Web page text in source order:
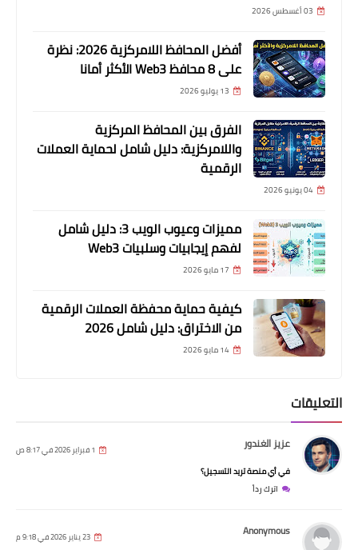
03 أغسطس 2026
أفضل المحافظ اللامركزية 2026: نظرة
على 8 محافظ Web3 الأكثر أمانا
13 يوليو 2026
الفرق بين المحافظ المركزية
واللامركزية: دليل شامل لحماية العملات
الرقمية
04 يونيو 2026
مميزات وعيوب الويب 3: دليل شامل
لفهم إيجابيات وسلبيات Web3
17 مايو 2026
كيفية حماية محفظة العملات الرقمية
من الاختراق: دليل شامل 2026
14 مايو 2026
التعليقات
عزيز الغندور 1 فبراير 2026 في 8:17 ص
في أي منصة تريد التسجيل؟
اترك رداً
Anonymous 23 يناير 2026 في 9:18 م